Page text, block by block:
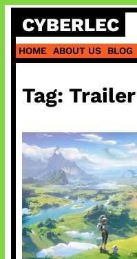
Skip
content
CYBERLEC
HOME ABOUT US BLOG
Tag: